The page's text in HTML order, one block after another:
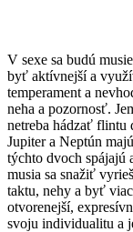
V sexe sa budú
byť aktívnejší a
temperament a
neha a pozornosť.
netreba hádzať flintu
Jupiter a Neptún
týchto dvoch spájajú
musia sa snažiť
taktu, nehy a byť
otvorenejší,
svoju individualitu a